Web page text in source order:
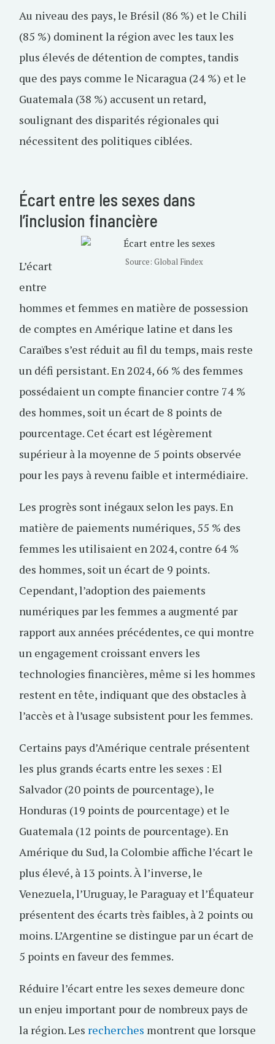
Au niveau des pays, le Brésil (86 %) et le Chili
(85 %) dominent la région avec les taux les
plus élevés de détention de comptes, tandis
que des pays comme le Nicaragua (24 %) et le
Guatemala (38 %) accusent un retard,
soulignant des disparités régionales qui
nécessitent des politiques ciblées.
Écart entre les sexes dans
l’inclusion financière
Source: Global Findex
L’écart
entre
hommes et femmes en matière de possession
de comptes en Amérique latine et dans les
Caraïbes s’est réduit au fil du temps, mais reste
un défi persistant. En 2024, 66 % des femmes
possédaient un compte financier contre 74 %
des hommes, soit un écart de 8 points de
pourcentage. Cet écart est légèrement
supérieur à la moyenne de 5 points observée
pour les pays à revenu faible et intermédiaire.
Les progrès sont inégaux selon les pays. En
matière de paiements numériques, 55 % des
femmes les utilisaient en 2024, contre 64 %
des hommes, soit un écart de 9 points.
Cependant, l’adoption des paiements
numériques par les femmes a augmenté par
rapport aux années précédentes, ce qui montre
un engagement croissant envers les
technologies financières, même si les hommes
restent en tête, indiquant que des obstacles à
l’accès et à l’usage subsistent pour les femmes.
Certains pays d’Amérique centrale présentent
les plus grands écarts entre les sexes : El
Salvador (20 points de pourcentage), le
Honduras (19 points de pourcentage) et le
Guatemala (12 points de pourcentage). En
Amérique du Sud, la Colombie affiche l’écart le
plus élevé, à 13 points. À l’inverse, le
Venezuela, l’Uruguay, le Paraguay et l’Équateur
présentent des écarts très faibles, à 2 points ou
moins. L’Argentine se distingue par un écart de
5 points en faveur des femmes.
Réduire l’écart entre les sexes demeure donc
un enjeu important pour de nombreux pays de
la région. Les recherches montrent que lorsque